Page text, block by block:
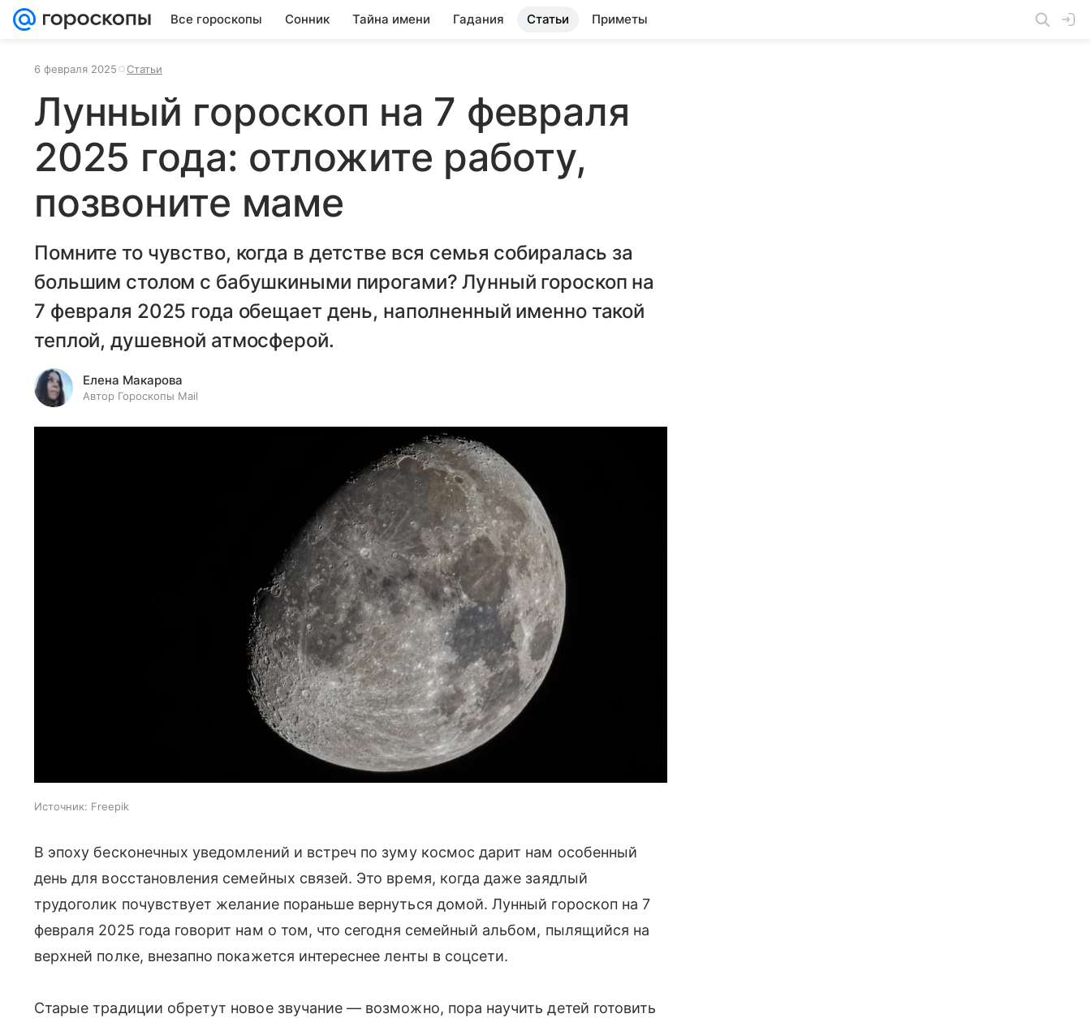
Все гороскопы Сонник Тайна имени Гадания Статьи Приметы
6 февраля 2025 Статьи
Лунный гороскоп на 7 февраля
2025 года: отложите работу,
позвоните маме
Помните то чувство, когда в детстве вся семья собиралась за
большим столом с бабушкиными пирогами? Лунный гороскоп на
7 февраля 2025 года обещает день, наполненный именно такой
теплой, душевной атмосферой.
Елена Макарова
Автор Гороскопы Mail
Источник: Freepik
В эпоху бесконечных уведомлений и встреч по зуму космос дарит нам особенный
день для восстановления семейных связей. Это время, когда даже заядлый
трудоголик почувствует желание пораньше вернуться домой. Лунный гороскоп на 7
февраля 2025 года говорит нам о том, что сегодня семейный альбом, пылящийся на
верхней полке, внезапно покажется интереснее ленты в соцсети.
Старые традиции обретут новое звучание — возможно, пора научить детей готовить